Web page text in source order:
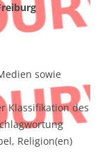
sowie
Klassifikation des
Religion(en)